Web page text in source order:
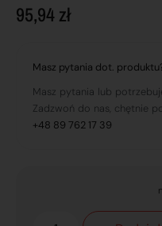
95,94zł
Masz pytania dot.
Masz pytania lub
Zadzwoń do nas, chętnie
+48 89 762 17 39